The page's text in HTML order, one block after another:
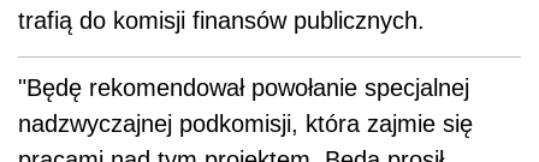
trafią do komisji finansów publicznych.
"Będę rekomendował powołanie specjalnej
nadzwyczajnej podkomisji, która zajmie się